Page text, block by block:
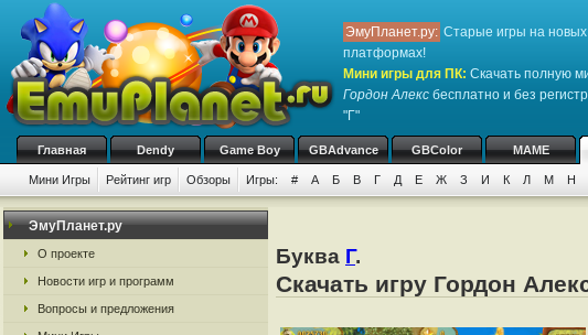
ЭмуПланет.ру: Старые игры на новых
платформах!
Мини игры для ПК: Скачать полную
Гордон Алекс бесплатно и без
"Г"
Главная Dendy Game Boy GBAdvance GBColor MAME
Мини Игры Рейтинг игр Обзоры Игры: # А Б В Г Д Е Ж З И К Л М Н
ЭмуПланет.ру
О проекте
Новости игр и программ
Вопросы и предложения
Буква Г.
Скачать игру Гордон